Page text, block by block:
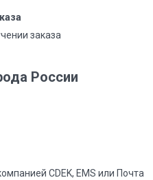
заказа
России
CDEK, EMS или Почта